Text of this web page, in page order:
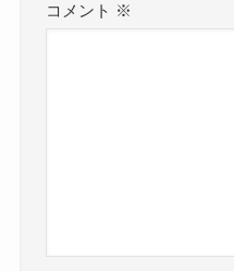
コメント ※